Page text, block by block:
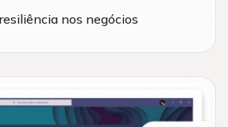
nos negócios